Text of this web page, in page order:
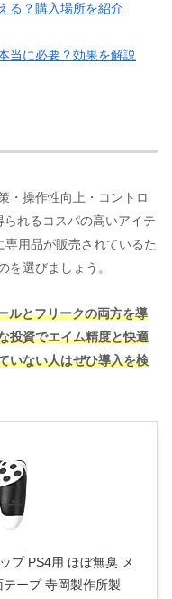
る？購入場所を紹介
当に必要？効果を解説
・操作性向上・コントロ
れるコスパの高いアイテ
専用品が販売されているた
を選びましょう。
ルとフリークの両方を導
投資でエイム精度と快適
いない人はぜひ導入を検
プ PS4用 ほぼ無臭 メ
ープ 寺岡製作所製